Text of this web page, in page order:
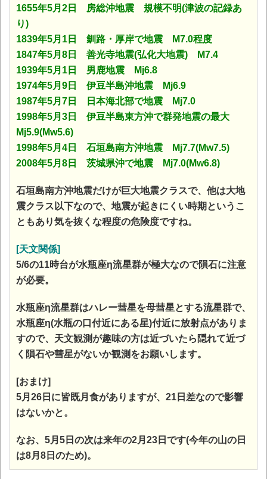
1655年5月2日 房総沖地震 規模不明(津波の記録あ
り)
1839年5月1日 釧路・厚岸で地震 M7.0程度
1847年5月8日 善光寺地震(弘化大地震) M7.4
1939年5月1日 男鹿地震 Mj6.8
1974年5月9日 伊豆半島沖地震 Mj6.9
1987年5月7日 日本海北部で地震 Mj7.0
1998年5月3日 伊豆半島東方沖で群発地震の最大
Mj5.9(Mw5.6)
1998年5月4日 石垣島南方沖地震 Mj7.7(Mw7.5)
2008年5月8日 茨城県沖で地震 Mj7.0(Mw6.8)
石垣島南方沖地震だけが巨大地震クラスで、他は大地
震クラス以下なので、地震が起きにくい時期というこ
ともあり気を抜くな程度の危険度ですね。
[天文関係]
5/6の11時台が水瓶座η流星群が極大なので隕石に注意
が必要。
水瓶座η流星群はハレー彗星を母彗星とする流星群で、
水瓶座η(水瓶の口付近にある星)付近に放射点がありま
すので、天文観測が趣味の方は近づいたら隠れて近づ
く隕石や彗星がないか観測をお願いします。
[おまけ]
5月26日に皆既月食がありますが、21日差なので影響
はないかと。
なお、5月5日の次は来年の2月23日です(今年の山の日
は8月8日のため)。